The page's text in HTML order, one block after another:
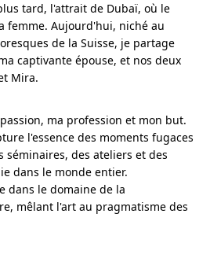
tard, l'attrait de Dubaï, où le
femme. Aujourd'hui, niché au
de la Suisse, je partage
captivante épouse, et nos deux
Mira.
ma profession et mon but.
l'essence des moments fugaces
séminaires, des ateliers et des
dans le monde entier.
dans le domaine de la
mêlant l'art au pragmatisme des